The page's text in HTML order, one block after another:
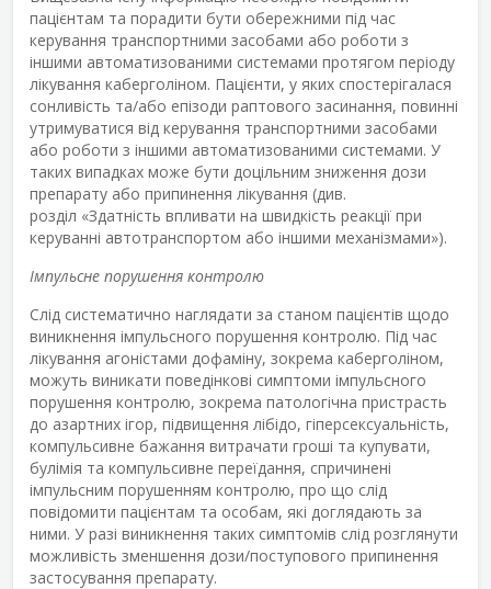
пацієнтам та порадити бути обережними під час
керування транспортними засобами або роботи з
іншими автоматизованими системами протягом періоду
лікування каберголіном. Пацієнти, у яких спостерігалася
сонливість та/або епізоди раптового засинання, повинні
утримуватися від керування транспортними засобами
або роботи з іншими автоматизованими системами. У
таких випадках може бути доцільним зниження дози
препарату або припинення лікування (див.
розділ «Здатність впливати на швидкість реакції при
керуванні автотранспортом або іншими механізмами»).
Імпульсне порушення контролю
Слід систематично наглядати за станом пацієнтів щодо
виникнення імпульсного порушення контролю. Під час
лікування агоністами дофаміну, зокрема каберголіном,
можуть виникати поведінкові симптоми імпульсного
порушення контролю, зокрема патологічна пристрасть
до азартних ігор, підвищення лібідо, гіперсексуальність,
компульсивне бажання витрачати гроші та купувати,
булімія та компульсивне переїдання, спричинені
імпульсним порушенням контролю, про що слід
повідомити пацієнтам та особам, які доглядають за
ними. У разі виникнення таких симптомів слід розглянути
можливість зменшення дози/поступового припинення
застосування препарату.